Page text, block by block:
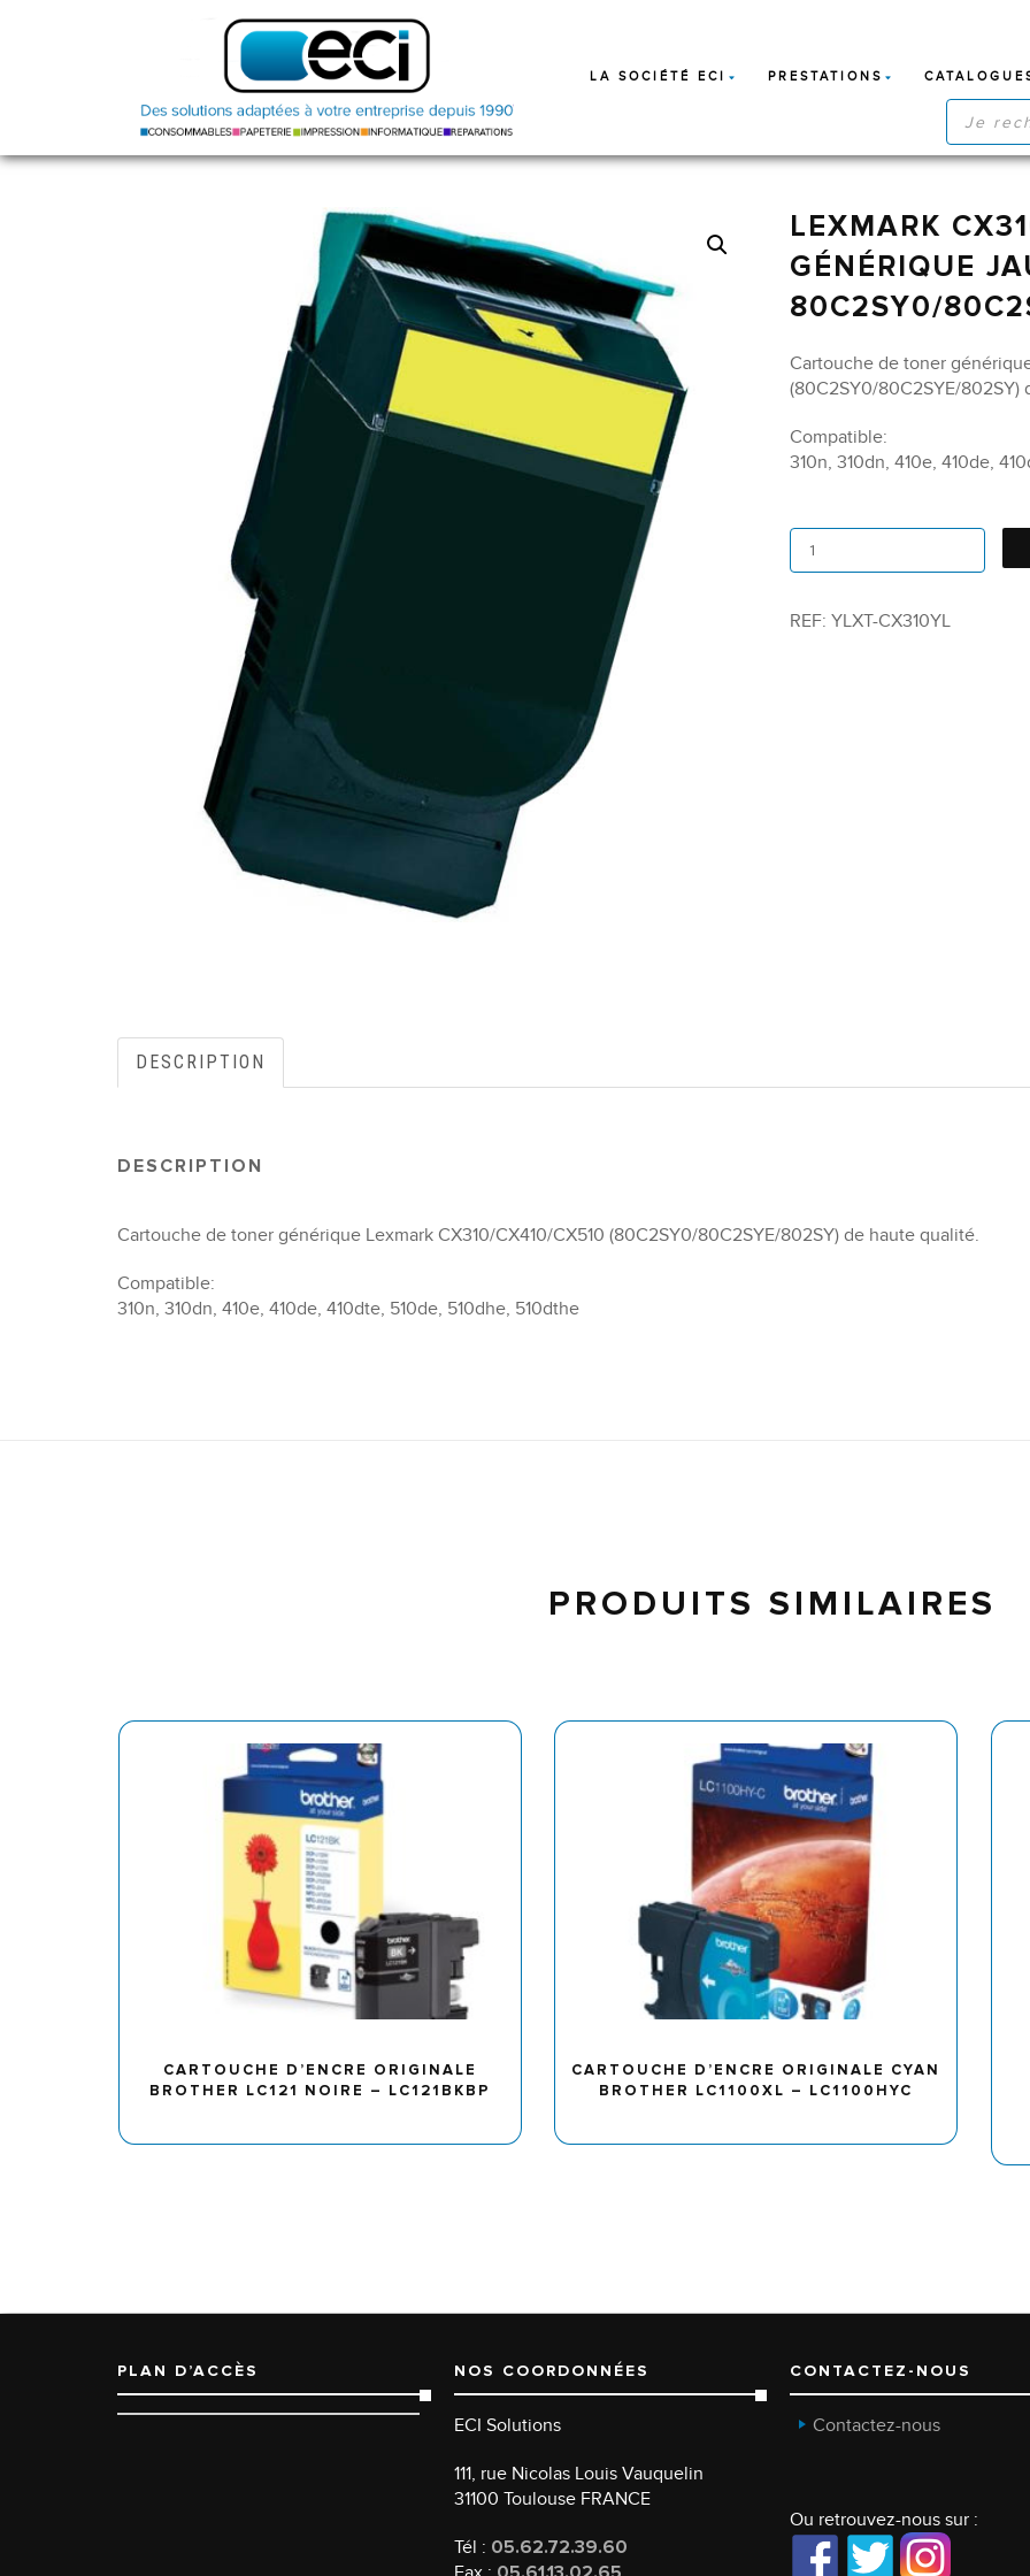
LA SOCIÉTÉ ECI PRESTATIONS
DE
LEXMARK
GÉNÉRIQUE
80C2SY0/
Cartouche de toner
(80C2SY0/80C2SYE/802SY)
Compatible:
310n, 310dn, 410e, 410de,
REF: YLXT-CX310YL
DESCRIPTION
DESCRIPTION
Cartouche de toner générique Lexmark CX310/CX410/CX510 (80C2SY0/80C2SYE/802SY) de haute qualité.
Compatible:
310n, 310dn, 410e, 410de, 410dte, 510de, 510dhe, 510dthe
PRODUITS SIMILAIRES
CARTOUCHE D’ENCRE ORIGINALE
BROTHER LC121 NOIRE – LC121BKBP
CARTOUCHE D’ENCRE ORIGINALE CYAN
BROTHER LC1100XL – LC1100HYC
PLAN D’ACCÈS NOS COORDONNÉES
ECI Solutions
111, rue Nicolas Louis Vauquelin
31100 Toulouse FRANCE
Tél : 05.62.72.39.60
CONTACTEZ-NOUS
Contactez-nous
Ou retrouvez-nous sur :